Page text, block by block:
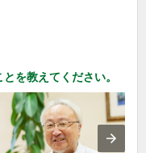
を教えてください。